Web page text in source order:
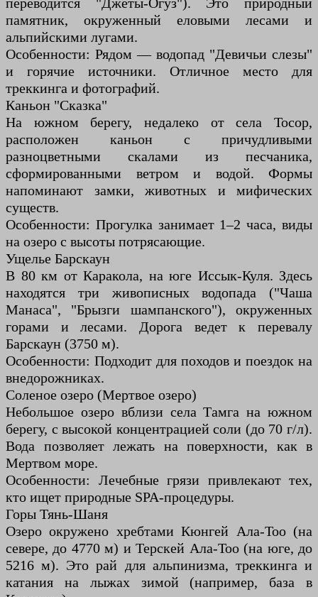
памятник, окруженный еловыми лесами и
альпийскими лугами.
Особенности: Рядом — водопад "Девичьи слезы"
и горячие источники. Отличное место для
треккинга и фотографий.
Каньон "Сказка"
На южном берегу, недалеко от села Тосор,
расположен каньон с причудливыми
разноцветными скалами из песчаника,
сформированными ветром и водой. Формы
напоминают замки, животных и мифических
существ.
Особенности: Прогулка занимает 1–2 часа, виды
на озеро с высоты потрясающие.
Ущелье Барскаун
В 80 км от Каракола, на юге Иссык-Куля. Здесь
находятся три живописных водопада ("Чаша
Манаса", "Брызги шампанского"), окруженных
горами и лесами. Дорога ведет к перевалу
Барскаун (3750 м).
Особенности: Подходит для походов и поездок на
внедорожниках.
Соленое озеро (Мертвое озеро)
Небольшое озеро вблизи села Тамга на южном
берегу, с высокой концентрацией соли (до 70 г/л).
Вода позволяет лежать на поверхности, как в
Мертвом море.
Особенности: Лечебные грязи привлекают тех,
кто ищет природные SPA-процедуры.
Горы Тянь-Шаня
Озеро окружено хребтами Кюнгей Ала-Тоо (на
севере, до 4770 м) и Терскей Ала-Тоо (на юге, до
5216 м). Это рай для альпинизма, треккинга и
катания на лыжах зимой (например, база в